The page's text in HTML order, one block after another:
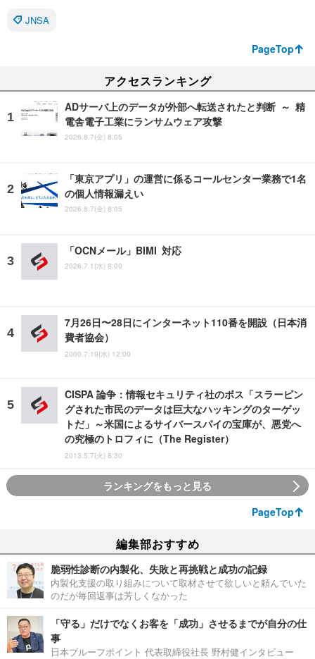
JNSA
PageTop
アクセスランキング
ADサーバ上のデータが外部へ転送されたと判断 ～ 精
電舎電子工業にランサムウェア攻撃
2026.8.7(金) 8:05
「東京アプリ」の運営に係るコールセンター業務で1名
の個人情報漏えい
2026.8.7(金) 8:05
「OCNメール」BIMI 対応
2026.7.1(水) 8:00
7月26日〜28日にインターネット110番を開設（日本消
費者協会）
2000.7.19(水) 12:00
CISPA 論争：情報セキュリティ社のボス「スラーピン
グされた市民のデータは巨大なハッキングのターゲッ
トだ」～米国によるサイバースパイの宝庫が、悪党へ
の究極のトロフィに（The Register）
2013.5.7(火) 8:30
ランキングをもっと見る
PageTop
編集部おすすめ
脆弱性診断の内製化、失敗と再挑戦と成功の記録
内製化支援の取り組みについて取材させて欲しいと頼んでいた
のだが毎回返事は芳しくなかった
「守る」だけでなくお客を「成功」させるまでが自分の仕
事
日本プルーフポイント 代表取締役社長 野村健インタビュー